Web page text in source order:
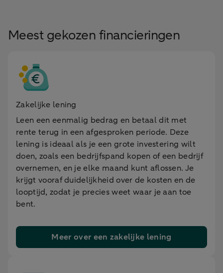
Meest gekozen financieringen
Zakelijke lening
Leen een eenmalig bedrag en betaal dit met
rente terug in een afgesproken periode. Deze
lening is ideaal als je een grote investering wilt
doen, zoals een bedrijfspand kopen of een bedrijf
overnemen, en je elke maand kunt aflossen. Je
krijgt vooraf duidelijkheid over de kosten en de
looptijd, zodat je precies weet waar je aan toe
bent.
Meer over een zakelijke lening